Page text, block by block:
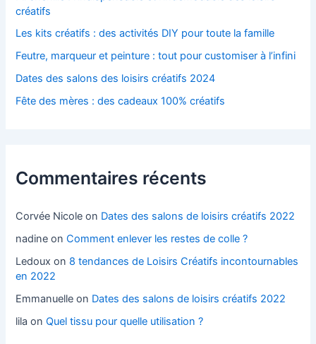
créatifs
Les kits créatifs : des activités DIY pour toute la famille
Feutre, marqueur et peinture : tout pour customiser à l’infini
Dates des salons des loisirs créatifs 2024
Fête des mères : des cadeaux 100% créatifs
Commentaires récents
Corvée Nicole on Dates des salons de loisirs créatifs 2022
nadine onComment enlever les restes de colle ?
Ledoux on 8 tendances de Loisirs Créatifs incontournables
en 2022
Emmanuelle on Dates des salons de loisirs créatifs 2022
lila onQuel tissu pour quelle utilisation ?